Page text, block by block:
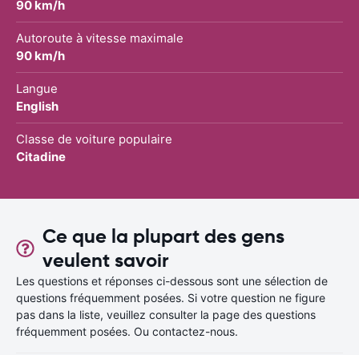
90 km/h
Autoroute à vitesse maximale
90 km/h
Langue
English
Classe de voiture populaire
Citadine
Ce que la plupart des gens
veulent savoir
Les questions et réponses ci-dessous sont une sélection de
questions fréquemment posées. Si votre question ne figure
pas dans la liste, veuillez consulter la page des questions
fréquemment posées. Ou contactez-nous.